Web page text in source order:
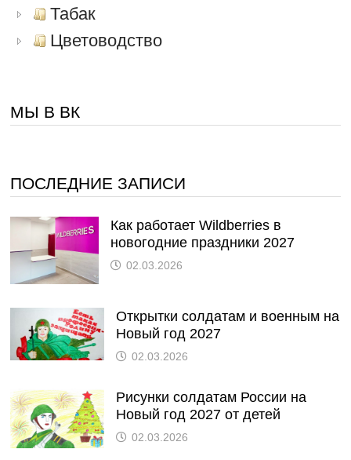
Табак
Цветоводство
МЫ В ВК
ПОСЛЕДНИЕ ЗАПИСИ
Как работает Wildberries в
новогодние праздники 2027
02.03.2026
Открытки солдатам и военным на
Новый год 2027
02.03.2026
Рисунки солдатам России на
Новый год 2027 от детей
02.03.2026